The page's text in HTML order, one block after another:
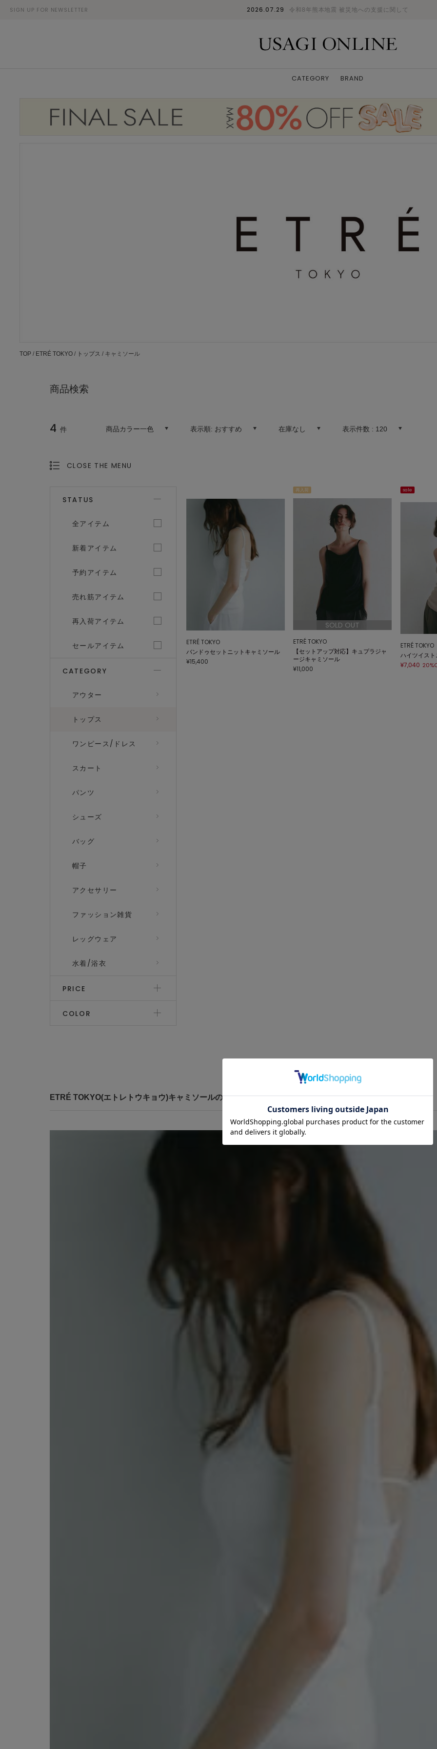
SIGN UP FOR NEWSLETTER 2026.07.29 令和8年熊本地震 被災地への支援に関して
CATEGORY BRAND
TOP / ETRÉ TOKYO / トップス / キャミソール
商品検索
4 件 商品カラー一色 表示順: おすすめ 在庫なし 表示件数 : 120
CLOSE THE MENU
STATUS
全アイテム
新着アイテム
予約アイテム
売れ筋アイテム
再入荷アイテム
セールアイテム
CATEGORY
アウター
トップス
ワンピース/ドレス
スカート
パンツ
シューズ
バッグ
帽子
アクセサリー
ファッション雑貨
レッグウェア
水着/浴衣
PRICE
COLOR
ETRÉ TOKYO
バンドゥセットニットキャミソール
¥15,400
再入荷
SOLD OUT
ETRÉ TOKYO
【セットアップ対応】キュプラジャ
ージキャミソール
¥11,000
sale
ETRÉ TOKYO
ハイツイス
¥7,040
ETRÉ TOKYO(エトレトウキョウ)キャミソールの人気アイテム